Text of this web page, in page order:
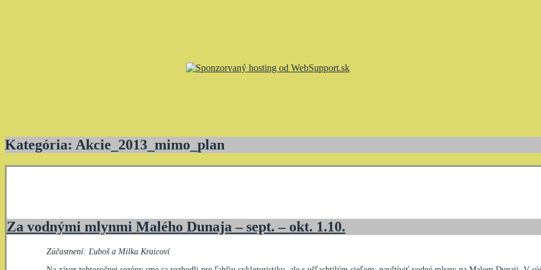
Kategória: Akcie_2013_mimo_plan
Za vodnými mlynmi Malého Dunaja – sept. – okt. 1.10.
Zúčastnení: Ľuboš a Milka Kraicoví